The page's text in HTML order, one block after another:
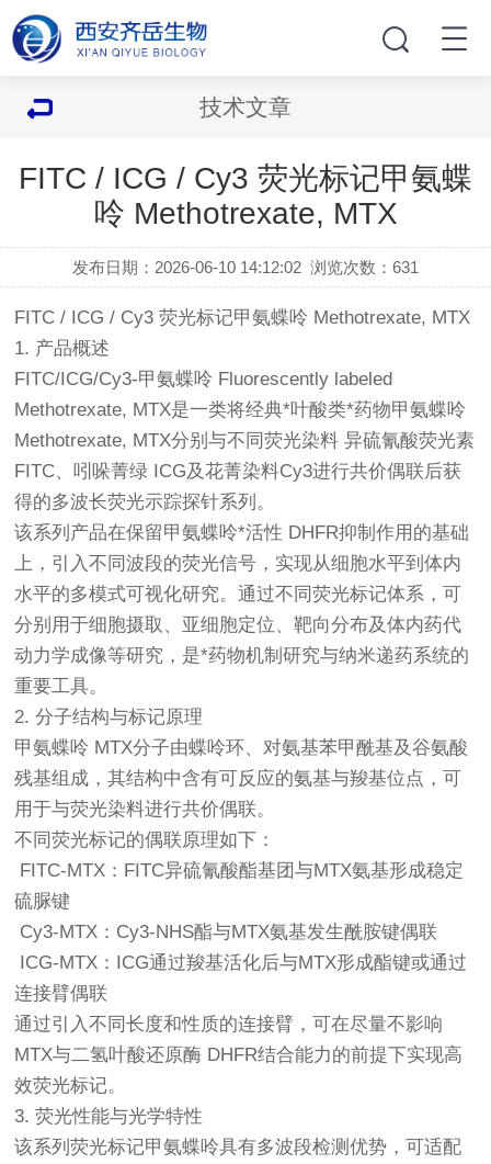
技术文章
FITC / ICG / Cy3 荧光标记甲氨蝶
呤 Methotrexate, MTX
发布日期：2026-06-10 14:12:02 浏览次数：631
FITC / ICG / Cy3 荧光标记甲氨蝶呤 Methotrexate, MTX
1. 产品概述
FITC/ICG/Cy3-甲氨蝶呤 Fluorescently labeled
Methotrexate, MTX是一类将经典*叶酸类*药物甲氨蝶呤
Methotrexate, MTX分别与不同荧光染料 异硫氰酸荧光素
FITC、吲哚菁绿 ICG及花菁染料Cy3进行共价偶联后获
得的多波长荧光示踪探针系列。
该系列产品在保留甲氨蝶呤*活性 DHFR抑制作用的基础
上，引入不同波段的荧光信号，实现从细胞水平到体内
水平的多模式可视化研究。通过不同荧光标记体系，可
分别用于细胞摄取、亚细胞定位、靶向分布及体内药代
动力学成像等研究，是*药物机制研究与纳米递药系统的
重要工具。
2. 分子结构与标记原理
甲氨蝶呤 MTX分子由蝶呤环、对氨基苯甲酰基及谷氨酸
残基组成，其结构中含有可反应的氨基与羧基位点，可
用于与荧光染料进行共价偶联。
不同荧光标记的偶联原理如下：
FITC-MTX：FITC异硫氰酸酯基团与MTX氨基形成稳定
硫脲键
Cy3-MTX：Cy3-NHS酯与MTX氨基发生酰胺键偶联
ICG-MTX：ICG通过羧基活化后与MTX形成酯键或通过
连接臂偶联
通过引入不同长度和性质的连接臂，可在尽量不影响
MTX与二氢叶酸还原酶 DHFR结合能力的前提下实现高
效荧光标记。
3. 荧光性能与光学特性
该系列荧光标记甲氨蝶呤具有多波段检测优势，可适配